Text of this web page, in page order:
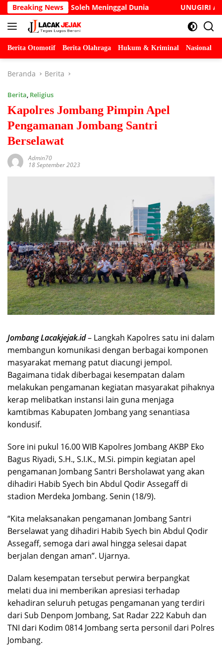
Langsung
ke
konten
Breaking News
Cak Soleh Meninggal Dunia UNUGIRI Adakan
Berita Otomotif Berita Olahraga Hukum & Kriminal Nasional
Beranda Berita
Berita, Religius
Kapolres Jombang Pimpin Apel
Pengamanan Jombang Santri
Berselawat
Admin70
18 September 2023
Jombang Lacakjejak.id– Langkah Kapolres satu ini dalam
membangun komunikasi dengan berbagai komponen
masyarakat memang patut diacungi jempol.
Bagaimana tidak diberbagai kesempatan dalam
melakukan pengamanan kegiatan masyarakat pihaknya
kerap melibatkan instansi lain guna menjaga
kamtibmas Kabupaten Jombang yang senantiasa
kondusif.
Sore ini pukul 16.00 WIB Kapolres Jombang AKBP Eko
Bagus Riyadi, S.H., S.I.K., M.Si. pimpin kegiatan apel
pengamanan Jombang Santri Bersholawat yang akan
dihadiri Habib Syech bin Abdul Qodir Assegaff di
stadion Merdeka Jombang. Senin (18/9).
“Kita melaksanakan pengamanan Jombang Santri
Berselawat yang dihadiri Habib Syech bin Abdul Qodir
Assegaff, semoga dari awal hingga selesai dapat
berjalan dengan aman”. Ujarnya.
Dalam kesempatan tersebut perwira berpangkat
melati dua ini memberikan apresiasi terhadap
kehadiran seluruh petugas pengamanan yang terdiri
dari Sub Denpom Jombang, Sat Radar 222 Kabuh dan
TNI dari Kodim 0814 Jombang serta personil dari Polres
Jombang.